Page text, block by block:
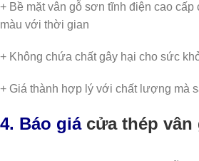
+ Bề mặt vân gỗ sơn tĩnh điện cao cấp
màu với thời gian
+ Không chứa chất gây hại cho sức
+ Giá thành hợp lý với chất lượng mà
4. Báo giá cửa thép vân